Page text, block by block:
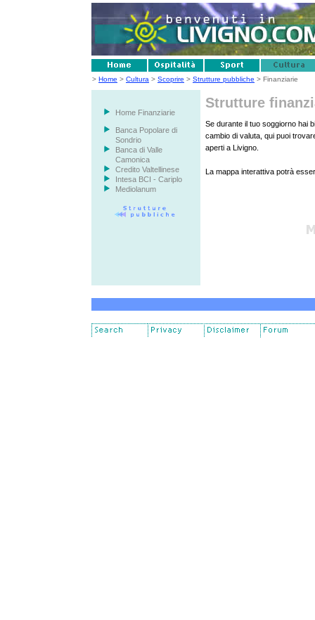
> Home > Cultura > Scoprire > Strutture pubbliche > Finanziarie
Home Finanziarie
Banca Popolare di
Sondrio
Banca di Valle
Camonica
Credito Valtellinese
Intesa BCI - Cariplo
Mediolanum
Strutture
Se durante il tuo soggiorno hai
cambio di valuta, qui puoi
aperti a Livigno.
La mappa interattiva potrà